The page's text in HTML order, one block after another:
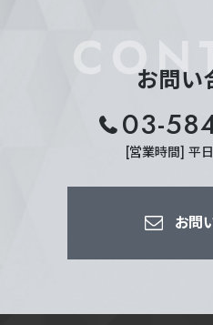
お問い
03-
[営業時間] 平
お問